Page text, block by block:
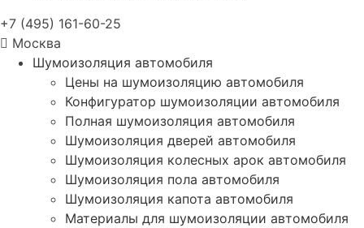
+7 (495) 161-60-25
Москва
Шумоизоляция автомобиля
Цены на шумоизоляцию автомобиля
Конфигуратор шумоизоляции автомобиля
Полная шумоизоляция автомобиля
Шумоизоляция дверей автомобиля
Шумоизоляция колесных арок автомобиля
Шумоизоляция пола автомобиля
Шумоизоляция капота автомобиля
Материалы для шумоизоляции автомобиля